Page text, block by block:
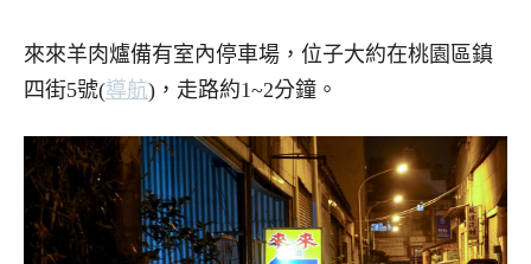
來來羊肉爐備有室內停車場，位子大約在桃園區鎮
四街5號(導航)，走路約1~2分鐘。